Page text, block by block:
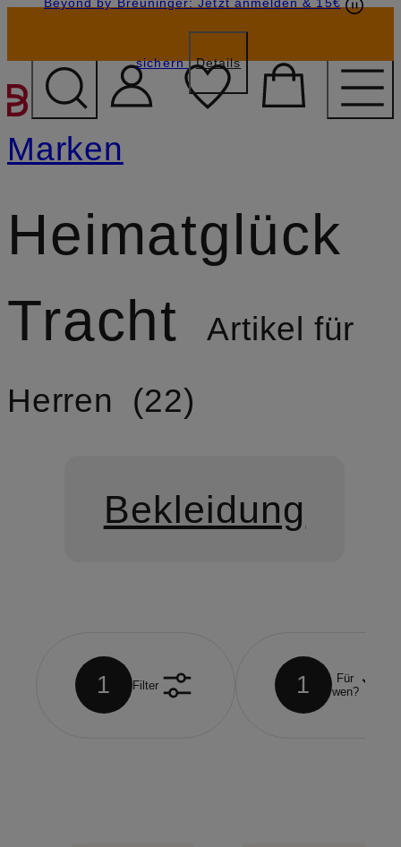
ZUM HAUPTINHALT
sichern Details
GESCHENK20
Marken
Heimatglück
Tracht
Artikel für
Herren
22
Bekleidung
1 Filter 1
Für
wen?